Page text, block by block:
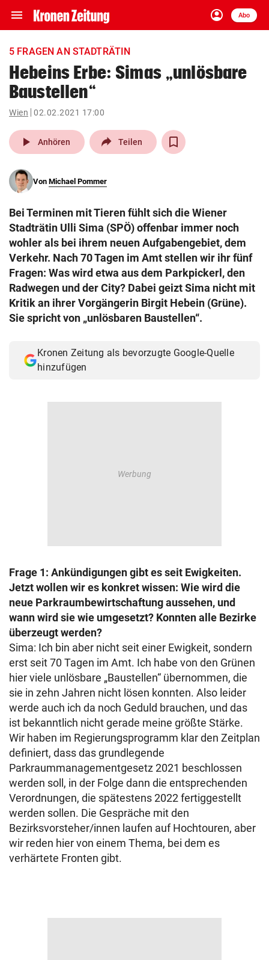
menu Navigation
ein-/ausklappen
account_circle
Anmelden
Abo
close Schließen
account_circle Anmelden
pin_drop
Wien arrow_right
search
eingeben
© Krone Multimedia GmbH & Co KG 2026
Muthgasse 2, 1190 Wien
5 FRAGEN AN STADTRÄTIN
Hebeins Erbe: Simas „unlösbare
Baustellen“
Wien 02.02.2021 17:00
play_arrow Anhören Teilen
Von Michael Pommer
Bei Terminen mit Tieren fühlt sich die Wiener
Stadträtin Ulli Sima (SPÖ) offenbar immer noch
wohler als bei ihrem neuen Aufgabengebiet, dem
Verkehr. Nach 70 Tagen im Amt stellen wir ihr fünf
Fragen: Was wird etwa aus dem Parkpickerl, den
Radwegen und der City? Dabei geizt Sima nicht mit
Kritik an ihrer Vorgängerin Birgit Hebein (Grüne).
Sie spricht von „unlösbaren Baustellen“.
Kronen Zeitung als bevorzugte Google-Quelle
hinzufügen
Frage 1: Ankündigungen gibt es seit Ewigkeiten.
Jetzt wollen wir es konkret wissen: Wie wird die
neue Parkraumbewirtschaftung aussehen, und
wann wird sie wie umgesetzt? Konnten alle Bezirke
überzeugt werden?
Sima: Ich bin aber nicht seit einer Ewigkeit, sondern
erst seit 70 Tagen im Amt. Ich habe von den Grünen
hier viele unlösbare „Baustellen“ übernommen, die
sie in zehn Jahren nicht lösen konnten. Also leider
werde auch ich da noch Geduld brauchen, und das
ist bekanntlich nicht gerade meine größte Stärke.
Wir haben im Regierungsprogramm klar den Zeitplan
definiert, dass das grundlegende
Parkraummanagementgesetz 2021 beschlossen
werden soll, in der Folge dann die entsprechenden
Verordnungen, die spätestens 2022 fertiggestellt
werden sollen. Die Gespräche mit den
Bezirksvorsteher/innen laufen auf Hochtouren, aber
wir reden hier von einem Thema, bei dem es
verhärtete Fronten gibt.